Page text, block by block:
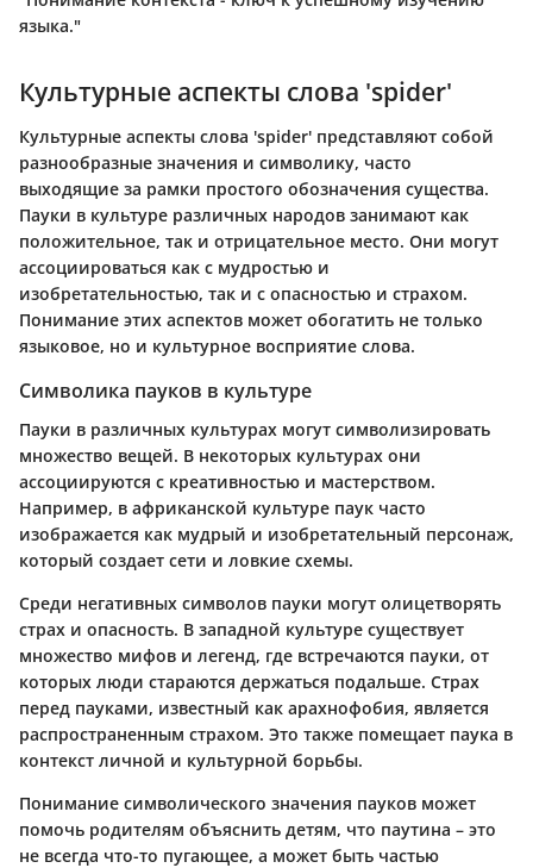
языка."
Культурные аспекты слова 'spider'
Культурные аспекты слова 'spider' представляют собой
разнообразные значения и символику, часто
выходящие за рамки простого обозначения существа.
Пауки в культуре различных народов занимают как
положительное, так и отрицательное место. Они могут
ассоциироваться как с мудростью и
изобретательностью, так и с опасностью и страхом.
Понимание этих аспектов может обогатить не только
языковое, но и культурное восприятие слова.
Символика пауков в культуре
Пауки в различных культурах могут символизировать
множество вещей. В некоторых культурах они
ассоциируются с креативностью и мастерством.
Например, в африканской культуре паук часто
изображается как мудрый и изобретательный персонаж,
который создает сети и ловкие схемы.
Среди негативных символов пауки могут олицетворять
страх и опасность. В западной культуре существует
множество мифов и легенд, где встречаются пауки, от
которых люди стараются держаться подальше. Страх
перед пауками, известный как арахнофобия, является
распространенным страхом. Это также помещает паука в
контекст личной и культурной борьбы.
Понимание символического значения пауков может
помочь родителям объяснить детям, что паутина – это
не всегда что-то пугающее, а может быть частью